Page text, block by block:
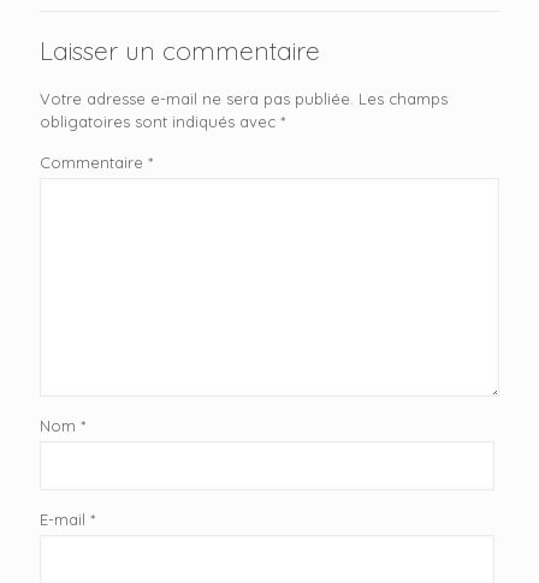
Laisser un commentaire
Votre adresse e-mail ne sera pas publiée. Les champs
obligatoires sont indiqués avec *
Commentaire *
Nom *
E-mail *